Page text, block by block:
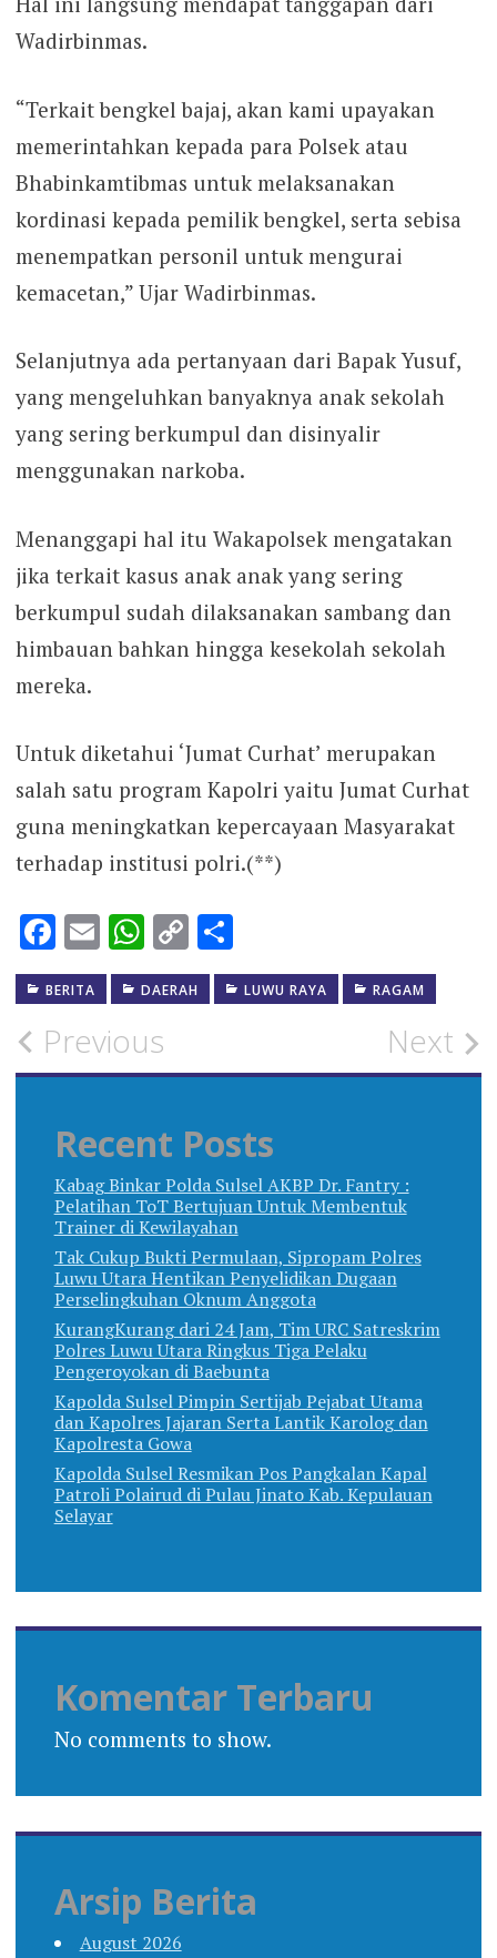
Wadirbinmas.
“Terkait bengkel bajaj, akan kami upayakan
memerintahkan kepada para Polsek atau
Bhabinkamtibmas untuk melaksanakan
kordinasi kepada pemilik bengkel, serta sebisa
menempatkan personil untuk mengurai
kemacetan,” Ujar Wadirbinmas.
Selanjutnya ada pertanyaan dari Bapak Yusuf,
yang mengeluhkan banyaknya anak sekolah
yang sering berkumpul dan disinyalir
menggunakan narkoba.
Menanggapi hal itu Wakapolsek mengatakan
jika terkait kasus anak anak yang sering
berkumpul sudah dilaksanakan sambang dan
himbauan bahkan hingga kesekolah sekolah
mereka.
Untuk diketahui ‘Jumat Curhat’ merupakan
salah satu program Kapolri yaitu Jumat Curhat
guna meningkatkan kepercayaan Masyarakat
terhadap institusi polri.(**)
Facebook
EmailWhatsApp
Copy
Link
Share
BERITA DAERAH LUWU RAYA RAGAM
Post
Previous Next
Recent Posts
Kabag Binkar Polda Sulsel AKBP Dr. Fantry :
Pelatihan ToT Bertujuan Untuk Membentuk
Trainer di Kewilayahan
Tak Cukup Bukti Permulaan, Sipropam Polres
Luwu Utara Hentikan Penyelidikan Dugaan
Perselingkuhan Oknum Anggota
KurangKurang dari 24 Jam, Tim URC Satreskrim
Polres Luwu Utara Ringkus Tiga Pelaku
Pengeroyokan di Baebunta
Kapolda Sulsel Pimpin Sertijab Pejabat Utama
dan Kapolres Jajaran Serta Lantik Karolog dan
Kapolresta Gowa
Kapolda Sulsel Resmikan Pos Pangkalan Kapal
Patroli Polairud di Pulau Jinato Kab. Kepulauan
Selayar
Komentar Terbaru
No comments to show.
Arsip Berita
August 2026